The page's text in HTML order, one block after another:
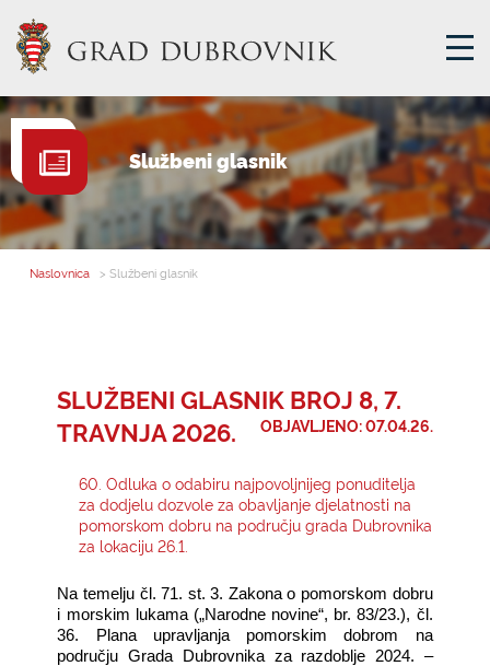
GRADSKA UPRAVA
GRADONAČELNIK
MJESNA SAMOUPRAVA
E-USLUGE
KONTAKTI
Službeni glasnik
Naslovnica > Službeni glasnik
SLUŽBENI GLASNIK BROJ 8, 7.
TRAVNJA 2026.
OBJAVLJENO: 07.04.26.
60. Odluka o odabiru najpovoljnijeg ponuditelja
za dodjelu dozvole za obavljanje djelatnosti na
pomorskom dobru na području grada Dubrovnika
za lokaciju 26.1.
Na temelju čl. 71. st. 3. Zakona o pomorskom dobru
i morskim lukama („Narodne novine“, br. 83/23.), čl.
36. Plana upravljanja pomorskim dobrom na
području Grada Dubrovnika za razdoblje 2024. –